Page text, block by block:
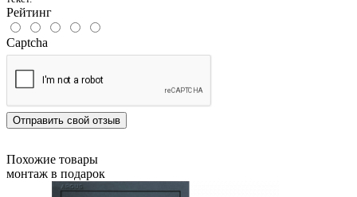
Рейтинг
Captcha
Отправить свой отзыв
Похожие товары
монтаж в подарок